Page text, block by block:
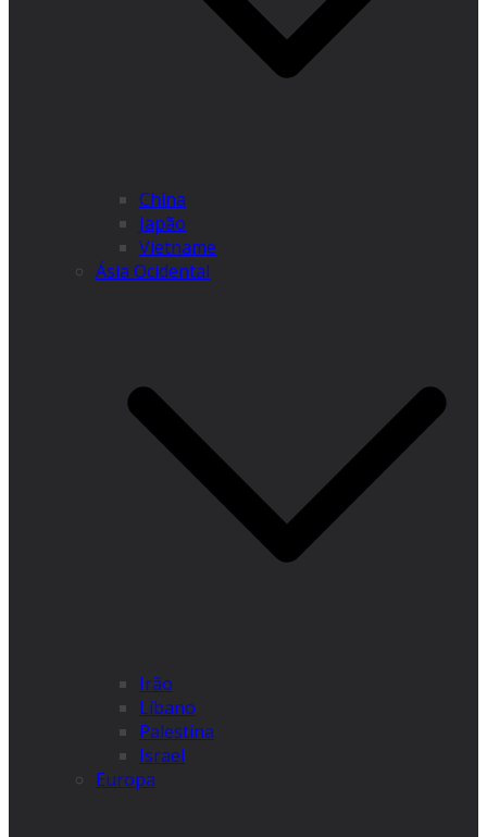
China
Japão
Vietname
Ásia Ocidental
Irão
Líbano
Palestina
Israel
Europa